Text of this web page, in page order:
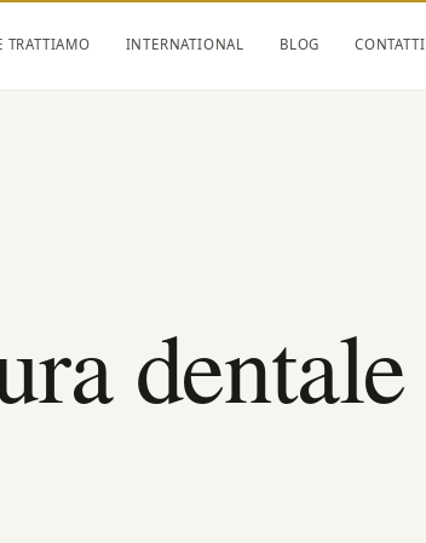
TRATTIAMO INTERNATIONAL BLOG CONTATTI
dentale